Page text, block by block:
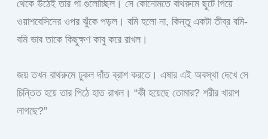
থেকে উঠেই তার গা গুলোচ্ছিল। সে কোনোমতে বাথরুমে ছুটে গিয়ে
ওয়াশবেসিনের ওপর ঝুঁকে পড়ল। বমি হলো না, কিন্তু একটা তীব্র বমি-
বমি ভাব তাকে কিছুক্ষণ কাবু করে রাখল।
জয় তখন বাথরুমে ঢুকল দাঁত ব্রাশ করতে। এষার এই অবস্থা দেখে সে
চিন্তিত হয়ে তার পিঠে হাত রাখল। “কী হয়েছে তোমার? শরীর খারাপ
লাগছে?”